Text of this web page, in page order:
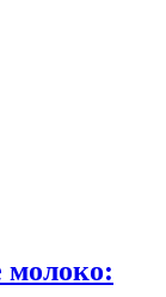
молоко: